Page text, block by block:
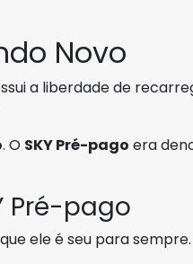
Novo
a liberdade de
. O SKY Pré-pago era
Pré-pago
ele é seu para sempre.